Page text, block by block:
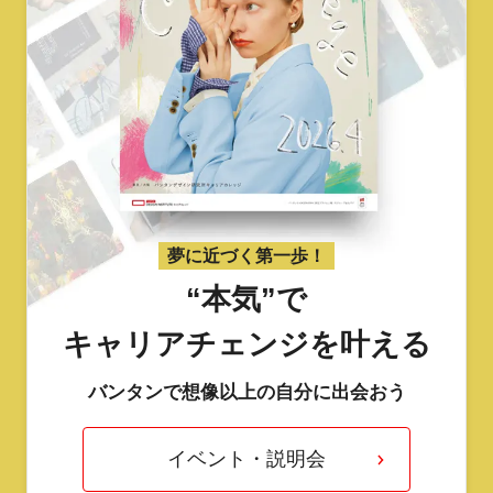
夢に近づく第一歩！
“本気”で
キャリアチェンジを叶える
バンタンで想像以上の自分に出会おう
イベント・説明会